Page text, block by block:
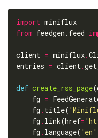
import
from feedgen.feed
client = miniflux.
entries = client.
def create_rss_page
    fg
=
    fg
. title(
    fg
. link(href=
    fg
. language( 'en'